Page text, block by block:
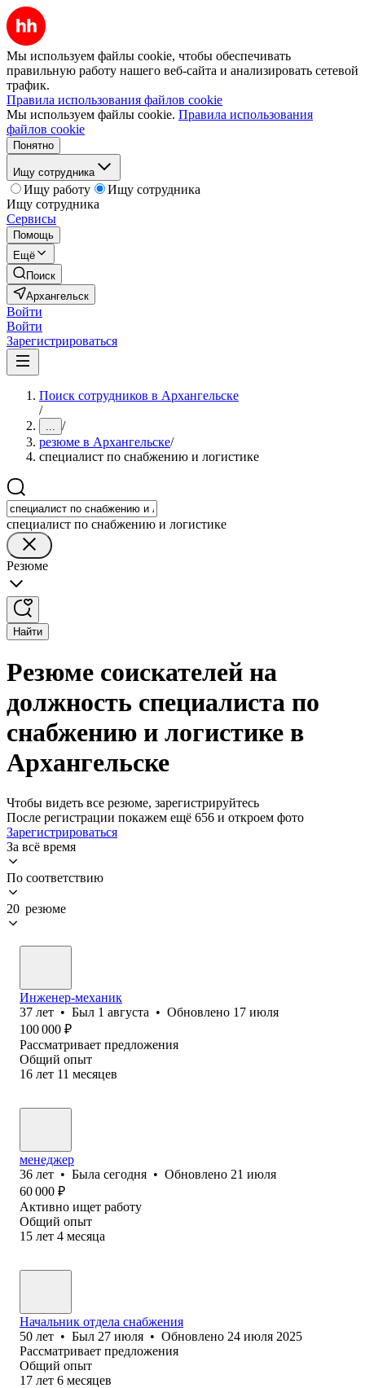
Мы используем файлы cookie, чтобы обеспечивать
правильную работу нашего веб-сайта и анализировать сетевой
трафик.
Правила использования файлов cookie
Мы используем файлы cookie. Правила использования
файлов cookie
Понятно
Ищу сотрудника
Ищу работу
Ищу сотрудника
Ищу сотрудника
Сервисы
Помощь
Ещё
Поиск
Архангельск
Войти
Войти
Зарегистрироваться
Поиск сотрудников в Архангельске
/
... /
резюме в Архангельске/
специалист по снабжению и логистике
специалист по снабжению и логистике
Резюме
Найти
Резюме соискателей на
должность специалиста по
снабжению и логистике в
Архангельске
Чтобы видеть все резюме, зарегистрируйтесь
После регистрации покажем ещё 656 и откроем фото
Зарегистрироваться
За всё время
По соответствию
20 резюме
Инженер-механик
37 лет • Был 1 августа • Обновлено 17 июля
100 000 ₽
Рассматривает предложения
Общий опыт
16 лет 11 месяцев
менеджер
36 лет • Была сегодня • Обновлено 21 июля
60 000 ₽
Активно ищет работу
Общий опыт
15 лет 4 месяца
Начальник отдела снабжения
50 лет • Был 27 июля • Обновлено 24 июля 2025
Рассматривает предложения
Общий опыт
17 лет 6 месяцев